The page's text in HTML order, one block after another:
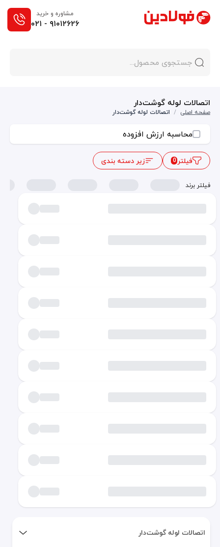
مشاوره و خرید
۰۲۱ - ۹۱۰۱۲۶۲۶
اتصالات لوله گوشت‌دار
صفحه اصلی / اتصالات لوله گوشت‌دار
محاسبه ارزش افزوده
فیلتر0 زیر دسته بندی
فیلتر برند
اتصالات لوله گوشت‌دار